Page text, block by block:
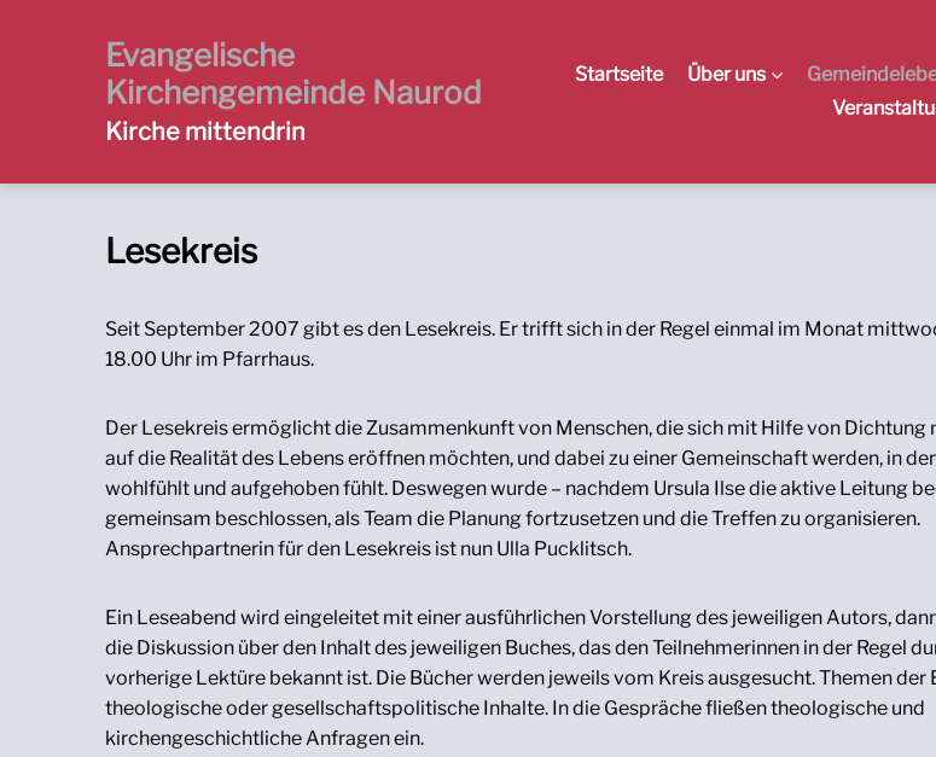
HauptnavigationEvangelische
Kirchengemeinde Naurod
Kirche mittendrin
Startseite Über uns
Lesekreis
Seit September 2007 gibt es den Lesekreis. Er trifft sich in der Regel einmal im Monat
18.00 Uhr im Pfarrhaus.
Der Lesekreis ermöglicht die Zusammenkunft von Menschen, die sich mit Hilfe von Dichtung
auf die Realität des Lebens eröffnen möchten, und dabei zu einer Gemeinschaft werden, in
wohlfühlt und aufgehoben fühlt. Deswegen wurde – nachdem Ursula Ilse die aktive Leitung
gemeinsam beschlossen, als Team die Planung fortzusetzen und die Treffen zu organisieren.
Ansprechpartnerin für den Lesekreis ist nun Ulla Pucklitsch.
Ein Leseabend wird eingeleitet mit einer ausführlichen Vorstellung des jeweiligen Autors,
die Diskussion über den Inhalt des jeweiligen Buches, das den Teilnehmerinnen in der Regel
vorherige Lektüre bekannt ist. Die Bücher werden jeweils vom Kreis ausgesucht. Themen der
theologische oder gesellschaftspolitische Inhalte. In die Gespräche fließen theologische und
kirchengeschichtliche Anfragen ein.